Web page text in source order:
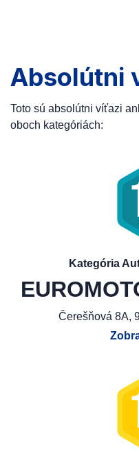
Absolútni
Toto sú absolútni víťazi
oboch kategóriách:
Kategória
Čerešňová 8A,